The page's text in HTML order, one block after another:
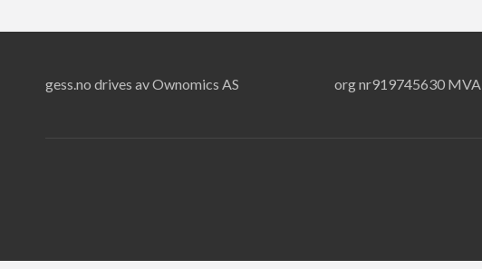
gess.no drives av Ownomics AS org nr919745630 MVA